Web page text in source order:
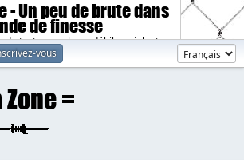
- Un peu de brute dans
de finesse
de textes sombres, débiles, violents.
vous